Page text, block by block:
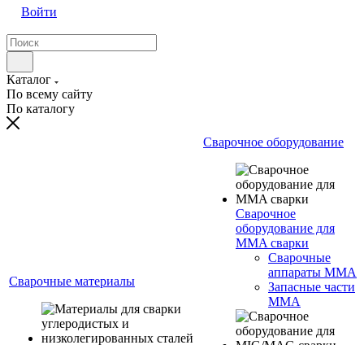
Войти
Каталог
По всему сайту
По каталогу
Сварочные материалы
Сварочное оборудование
Сварочное
оборудование для
MMA сварки
Сварочные
аппараты MMA
Запасные части
MMA